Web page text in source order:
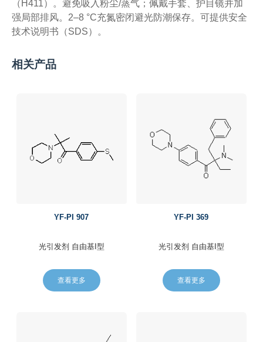
（H411）。避免吸入粉尘/蒸气；佩戴手套、护目镜并加
强局部排风。2–8 °C充氮密闭避光防潮保存。可提供安全
技术说明书（SDS）。
相关产品
YF-PI 907
光引发剂 自由基I型
查看更多
YF-PI 369
光引发剂 自由基I型
查看更多